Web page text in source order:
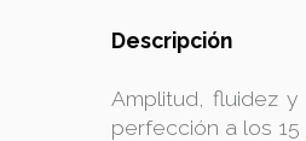
Descripción
Amplitud, fluidez
perfección a los